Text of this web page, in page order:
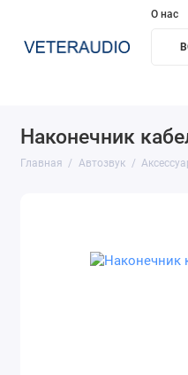
О нас
Наконечник
Главная Автозвук